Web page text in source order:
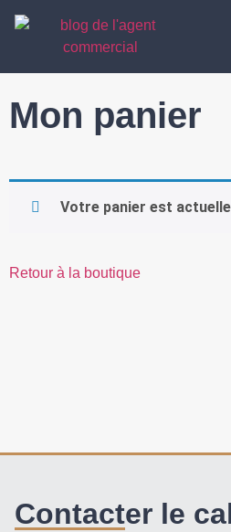
Mon panier
Votre panier est
Retour à la boutique
Contacter le